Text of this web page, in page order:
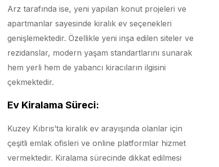
Arz tarafında ise, yeni yapılan konut projeleri ve
apartmanlar sayesinde kiralık ev seçenekleri
genişlemektedir. Özellikle yeni inşa edilen siteler ve
rezidanslar, modern yaşam standartlarını sunarak
hem yerli hem de yabancı kiracıların ilgisini
çekmektedir.
Ev Kiralama Süreci:
Kuzey Kıbrıs’ta kiralık ev arayışında olanlar için
çeşitli emlak ofisleri ve online platformlar hizmet
vermektedir. Kiralama sürecinde dikkat edilmesi